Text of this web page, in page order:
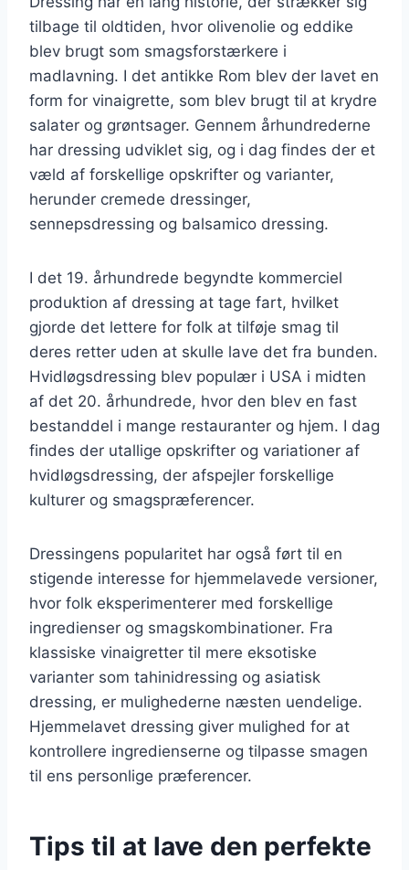
tilbage til oldtiden, hvor olivenolie og eddike
blev brugt som smagsforstærkere i
madlavning. I det antikke Rom blev der lavet en
form for vinaigrette, som blev brugt til at krydre
salater og grøntsager. Gennem århundrederne
har dressing udviklet sig, og i dag findes der et
væld af forskellige opskrifter og varianter,
herunder cremede dressinger,
sennepsdressing og balsamico dressing.
I det 19. århundrede begyndte kommerciel
produktion af dressing at tage fart, hvilket
gjorde det lettere for folk at tilføje smag til
deres retter uden at skulle lave det fra bunden.
Hvidløgsdressing blev populær i USA i midten
af det 20. århundrede, hvor den blev en fast
bestanddel i mange restauranter og hjem. I dag
findes der utallige opskrifter og variationer af
hvidløgsdressing, der afspejler forskellige
kulturer og smagspræferencer.
Dressingens popularitet har også ført til en
stigende interesse for hjemmelavede versioner,
hvor folk eksperimenterer med forskellige
ingredienser og smagskombinationer. Fra
klassiske vinaigretter til mere eksotiske
varianter som tahinidressing og asiatisk
dressing, er mulighederne næsten uendelige.
Hjemmelavet dressing giver mulighed for at
kontrollere ingredienserne og tilpasse smagen
til ens personlige præferencer.
Tips til at lave den perfekte